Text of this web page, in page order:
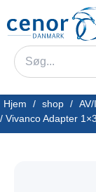
Hjem / shop /
/ Vivanco Adapter